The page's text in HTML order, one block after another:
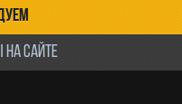
САЙТЕ